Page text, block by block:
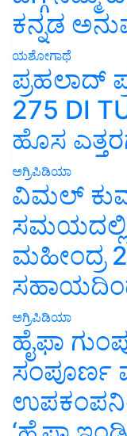
ಕನ್ನಡ
ಯಶೋಗಾಥೆ
ಪ್ರಹಲಾದ್
275 DI
ಹೊಸ
ಅಗ್ರಿಪಿಡಿಯಾ
ವಿಮಲ್
ಸಮಯದಲ್ಲಿ
ಮಹೀಂದ್ರ
ಅಗ್ರಿಪಿಡಿಯಾ
ಹೈಫಾ
ಸಂಪೂರ್ಣ